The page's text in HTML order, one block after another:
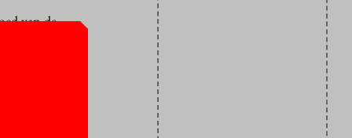
van de
de VU-